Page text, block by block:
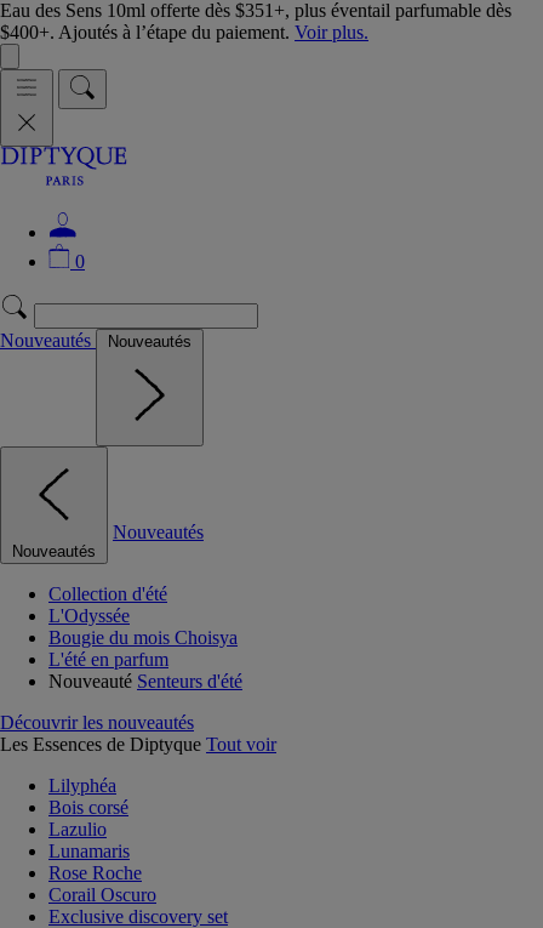
Eau des Sens 10ml offerte dès $351+, plus éventail parfumable dès
$400+. Ajoutés à l’étape du paiement. Voir plus.
0
Nouveautés Nouveautés
Nouveautés
Nouveautés
Collection d'été
L'Odyssée
Bougie du mois Choisya
L'été en parfum
Nouveauté Senteurs d'été
Découvrir les nouveautés
Les Essences de Diptyque Tout voir
Lilyphéa
Bois corsé
Lazulio
Lunamaris
Rose Roche
Corail Oscuro
Exclusive discovery set